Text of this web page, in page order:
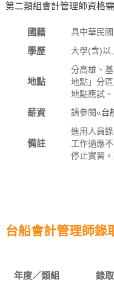
第二類組會計管理師資格
國籍 具中華民
學歷 大學(含)以
地點
分高雄、
地點」分
地點應試。
薪資 請參閱«台
備註
進用人員
工作適應
停止實習
台船會計管理師錄
年度／類組 錄